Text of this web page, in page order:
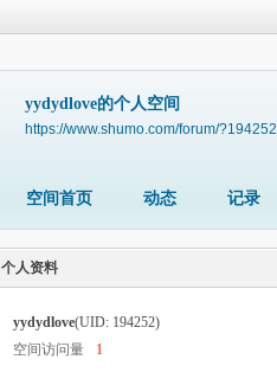
yydydlove的个人空间
https://www.shumo.com/forum/?194252
空间首页 动态 记录
个人资料
yydydlove(UID: 194252)
空间访问量
1